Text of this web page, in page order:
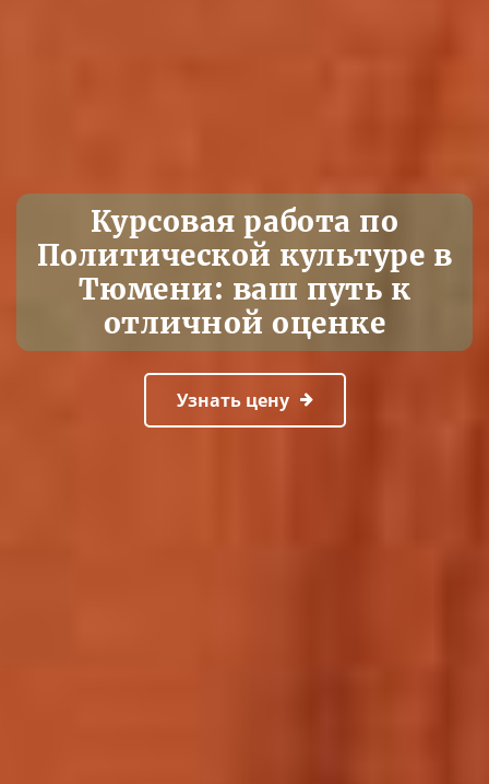
Курсовая работа по
Политической культуре в
Тюмени: ваш путь к
отличной оценке
Узнать цену